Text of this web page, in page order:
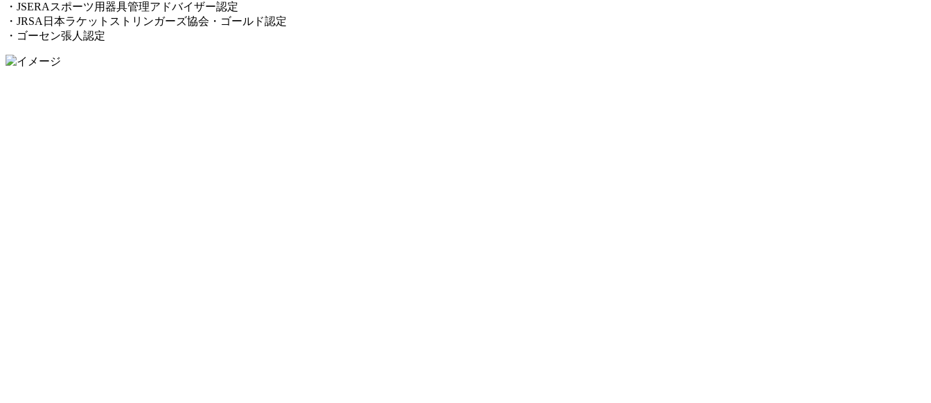
・JSERAスポーツ用器具管理アドバイザー認定
・JRSA日本ラケットストリンガーズ協会・ゴールド認定
・ゴーセン張人認定